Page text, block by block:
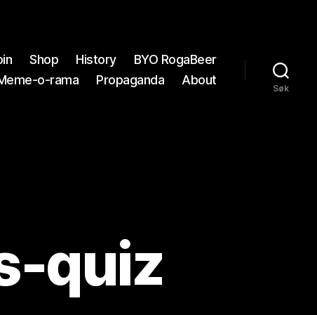
Shop History
BYO RogaBeer
o-rama
Propaganda About
Søk
quiz